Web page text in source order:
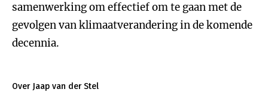
samenwerking om effectief om te gaan met de
gevolgen van klimaatverandering in de komende
decennia.
Over Jaap van der Stel